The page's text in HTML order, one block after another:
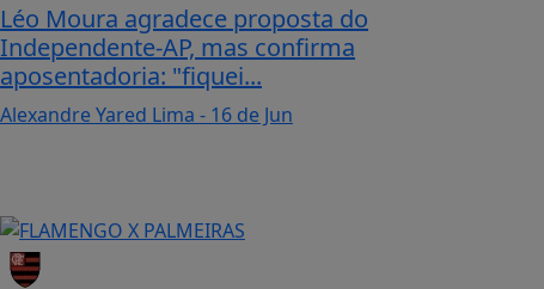
Léo Moura agradece proposta do
Independente-AP, mas confirma
aposentadoria: "fiquei...
Alexandre Yared Lima - 16 de Jun